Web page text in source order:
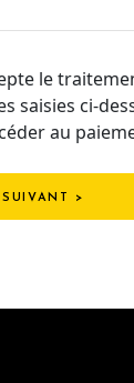
le
saisies ci-
au
SUIVANT >